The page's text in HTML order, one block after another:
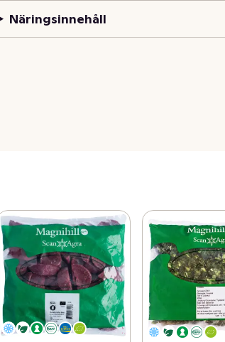
Näringsinnehåll